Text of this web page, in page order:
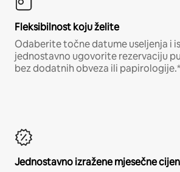
Fleksibilnost koju želite
Odaberite točne datume useljenja i
jednostavno ugovorite rezervaciju
bez dodatnih obveza ili papirologije.*
Jednostavno izražene mjesečne